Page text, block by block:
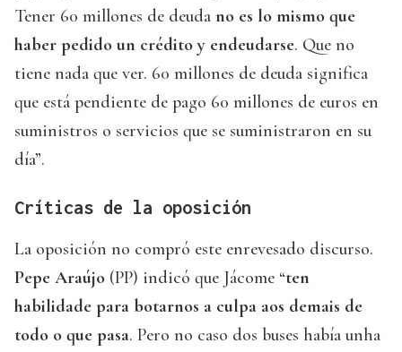
Tener 60 millones de deuda no es lo mismo que
haber pedido un crédito y endeudarse. Que no
tiene nada que ver. 60 millones de deuda significa
que está pendiente de pago 60 millones de euros en
suministros o servicios que se suministraron en su
día”.
Críticas de la oposición
La oposición no compró este enrevesado discurso.
Pepe Araújo (PP) indicó que Jácome “ten
habilidade para botarnos a culpa aos demais de
todo o que pasa. Pero no caso dos buses había unha